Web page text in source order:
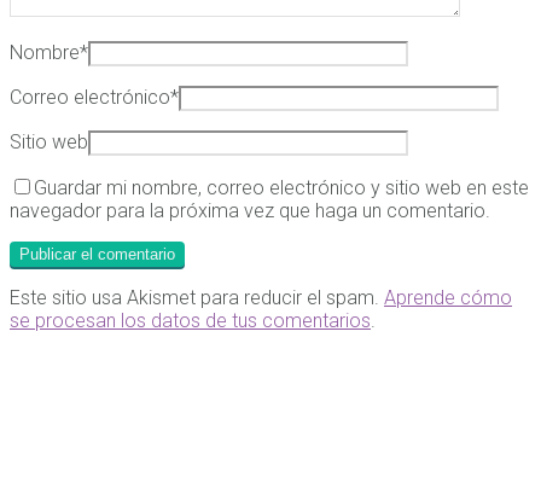
Nombre*
Correo electrónico*
Sitio web
Guardar mi nombre, correo electrónico y sitio web en este
navegador para la próxima vez que haga un comentario.
Este sitio usa Akismet para reducir el spam. Aprende cómo
se procesan los datos de tus comentarios.